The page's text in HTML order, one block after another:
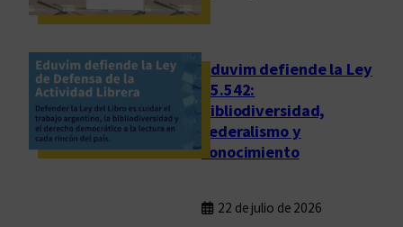
o
a
Eduvim defiende la Ley
25.542:
bibliodiversidad,
federalismo y
conocimiento
22 de julio de 2026